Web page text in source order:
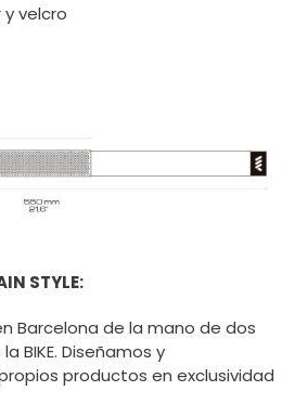
velcro
STYLE:
Barcelona de la mano de dos
BIKE. Diseñamos y
productos en exclusividad